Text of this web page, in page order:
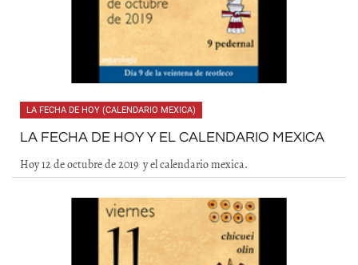
LA FECHA DE HOY (CALENDARIO MEXICA)
LA FECHA DE HOY Y EL CALENDARIO MEXICA
Hoy 12 de octubre de 2019 y el calendario mexica.